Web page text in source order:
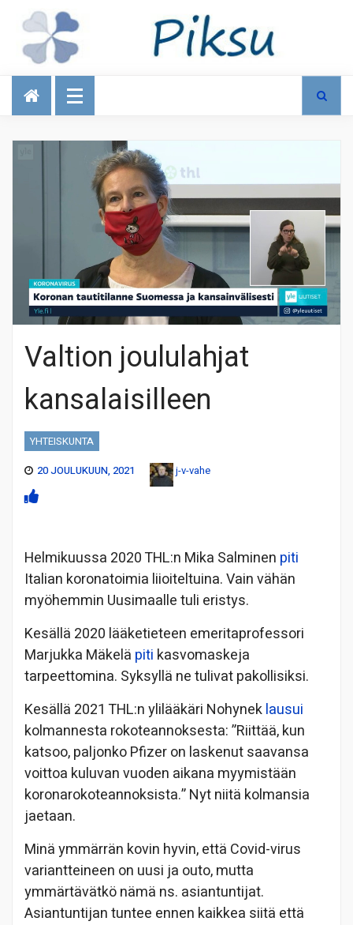
Talous
Valtion joululahjat
kansalaisilleen
YHTEISKUNTA
20 JOULUKUUN, 2021
j-v-vahe
Helmikuussa 2020 THL:n Mika Salminen piti
Italian koronatoimia liioiteltuina. Vain vähän
myöhemmin Uusimaalle tuli eristys.
Kesällä 2020 lääketieteen emeritaprofessori
Marjukka Mäkelä piti kasvomaskeja
tarpeettomina. Syksyllä ne tulivat pakollisiksi.
Kesällä 2021 THL:n ylilääkäri Nohyneklausui
kolmannesta rokoteannoksesta: ”Riittää, kun
katsoo, paljonko Pfizer on laskenut saavansa
voittoa kuluvan vuoden aikana myymistään
koronarokoteannoksista.” Nyt niitä kolmansia
jaetaan.
Minä ymmärrän kovin hyvin, että Covid-virus
variantteineen on uusi ja outo, mutta
ymmärtävätkö nämä ns. asiantuntijat.
Asiantuntijan tuntee ennen kaikkea siitä että